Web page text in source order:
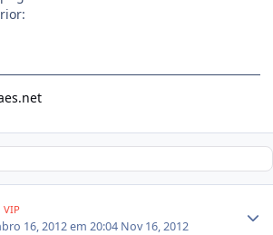
VIP
16, 2012 em 20:04 Nov 16, 2012